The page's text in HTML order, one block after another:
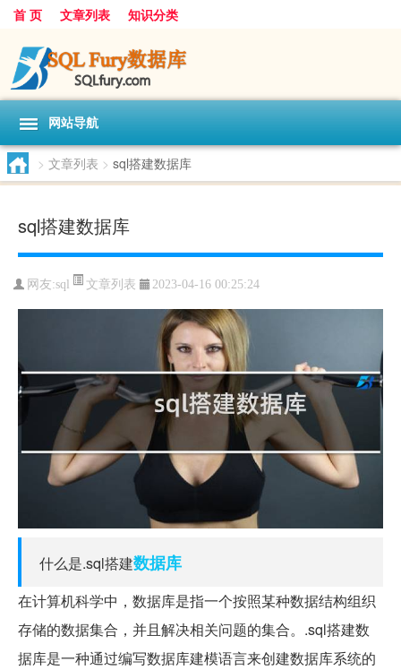
首 页 文章列表 知识分类
网站导航
> 文章列表 > sql搭建数据库
sql搭建数据库
网友:sql 文章列表 2023-04-16 00:25:24
什么是.sql搭建数据库
在计算机科学中，数据库是指一个按照某种数据结构组织
存储的数据集合，并且解决相关问题的集合。.sql搭建数
据库是一种通过编写数据库建模语言来创建数据库系统的